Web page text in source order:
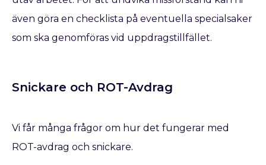
även göra en checklista på eventuella specialsaker
som ska genomföras vid uppdragstillfället.
Snickare och ROT-Avdrag
Vi får många frågor om hur det fungerar med
ROT-avdrag och snickare.